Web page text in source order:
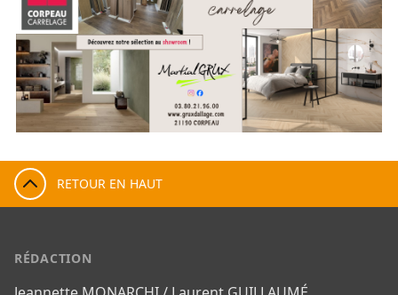
RETOUR EN HAUT
RÉDACTION